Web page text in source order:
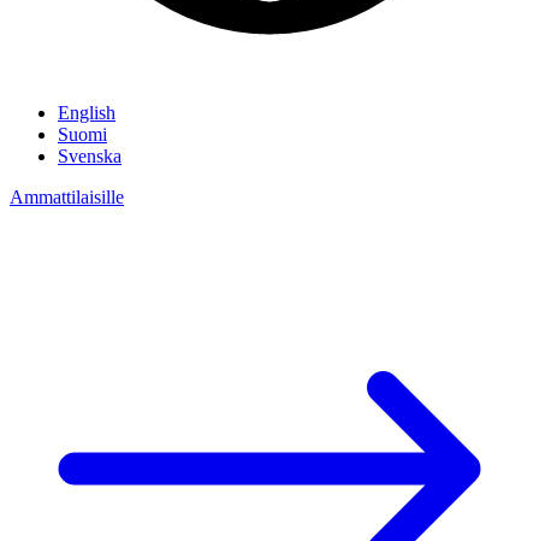
English
Suomi
Svenska
Ammattilaisille